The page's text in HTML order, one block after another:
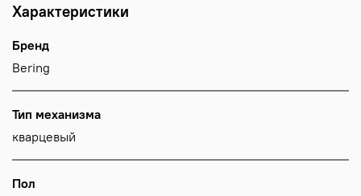
Характеристики
Бренд
Bering
Тип механизма
кварцевый
Пол